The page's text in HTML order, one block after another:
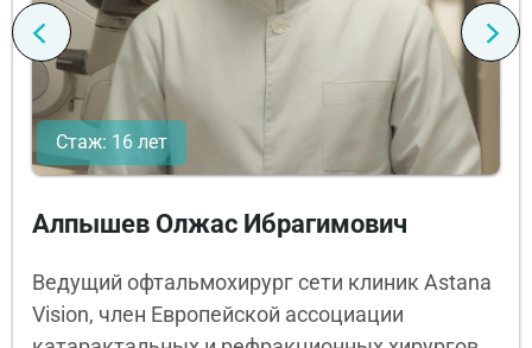
Стаж: 16 лет
Алпышев Олжас Ибрагимович
Ведущий офтальмохирург сети клиник Astana
Vision, член Европейской ассоциации